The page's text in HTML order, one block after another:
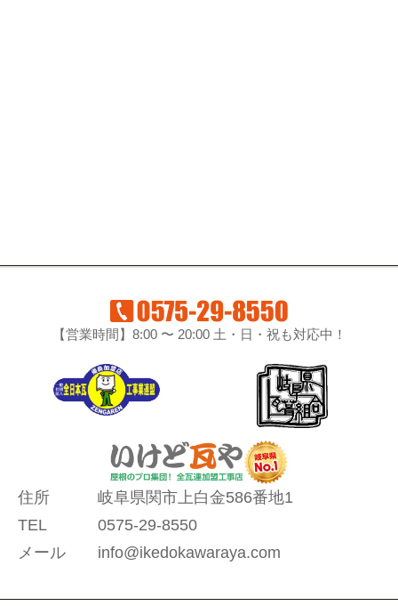
【営業時間】8:00 〜 20:00 土・日・祝も対応中！
住所
岐阜県関市上白金586番地1
TEL
0575-29-8550
メール
info@ikedokawaraya.com